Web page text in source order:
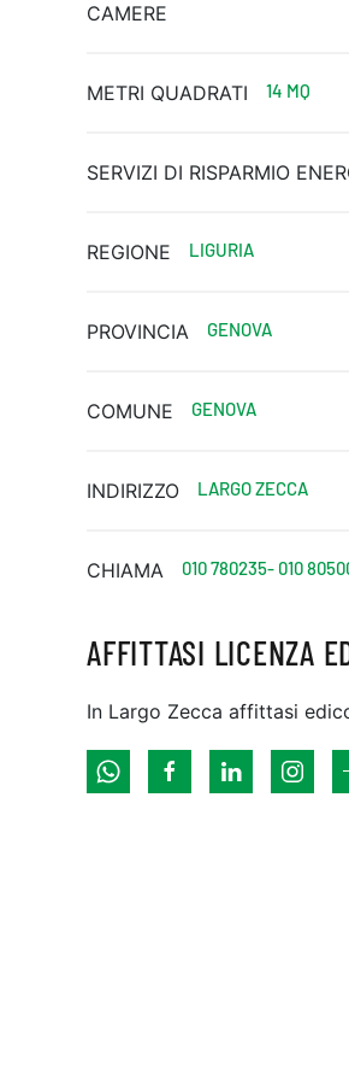
CAMERE
METRI QUADRATI 14 MQ
SERVIZI DI RISPARMIO
REGIONE LIGURIA
PROVINCIA GENOVA
COMUNE GENOVA
INDIRIZZO LARGO ZECCA
CHIAMA 010 780235- 010
AFFITTASI LICENZA
In Largo Zecca affittasi